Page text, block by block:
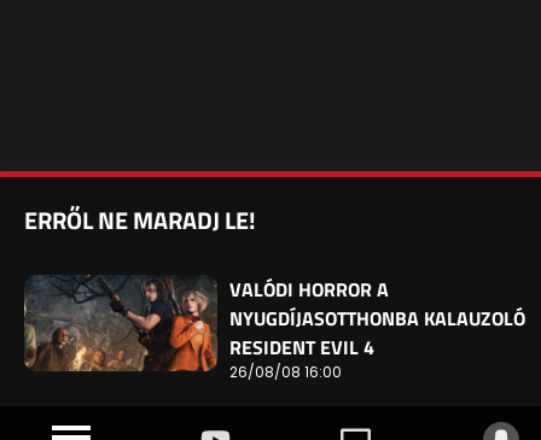
ERRŐL NE MARADJ LE!
VALÓDI HORROR A
NYUGDÍJASOTTHONBA KALAUZOLÓ
RESIDENT EVIL 4
26/08/08 16:00